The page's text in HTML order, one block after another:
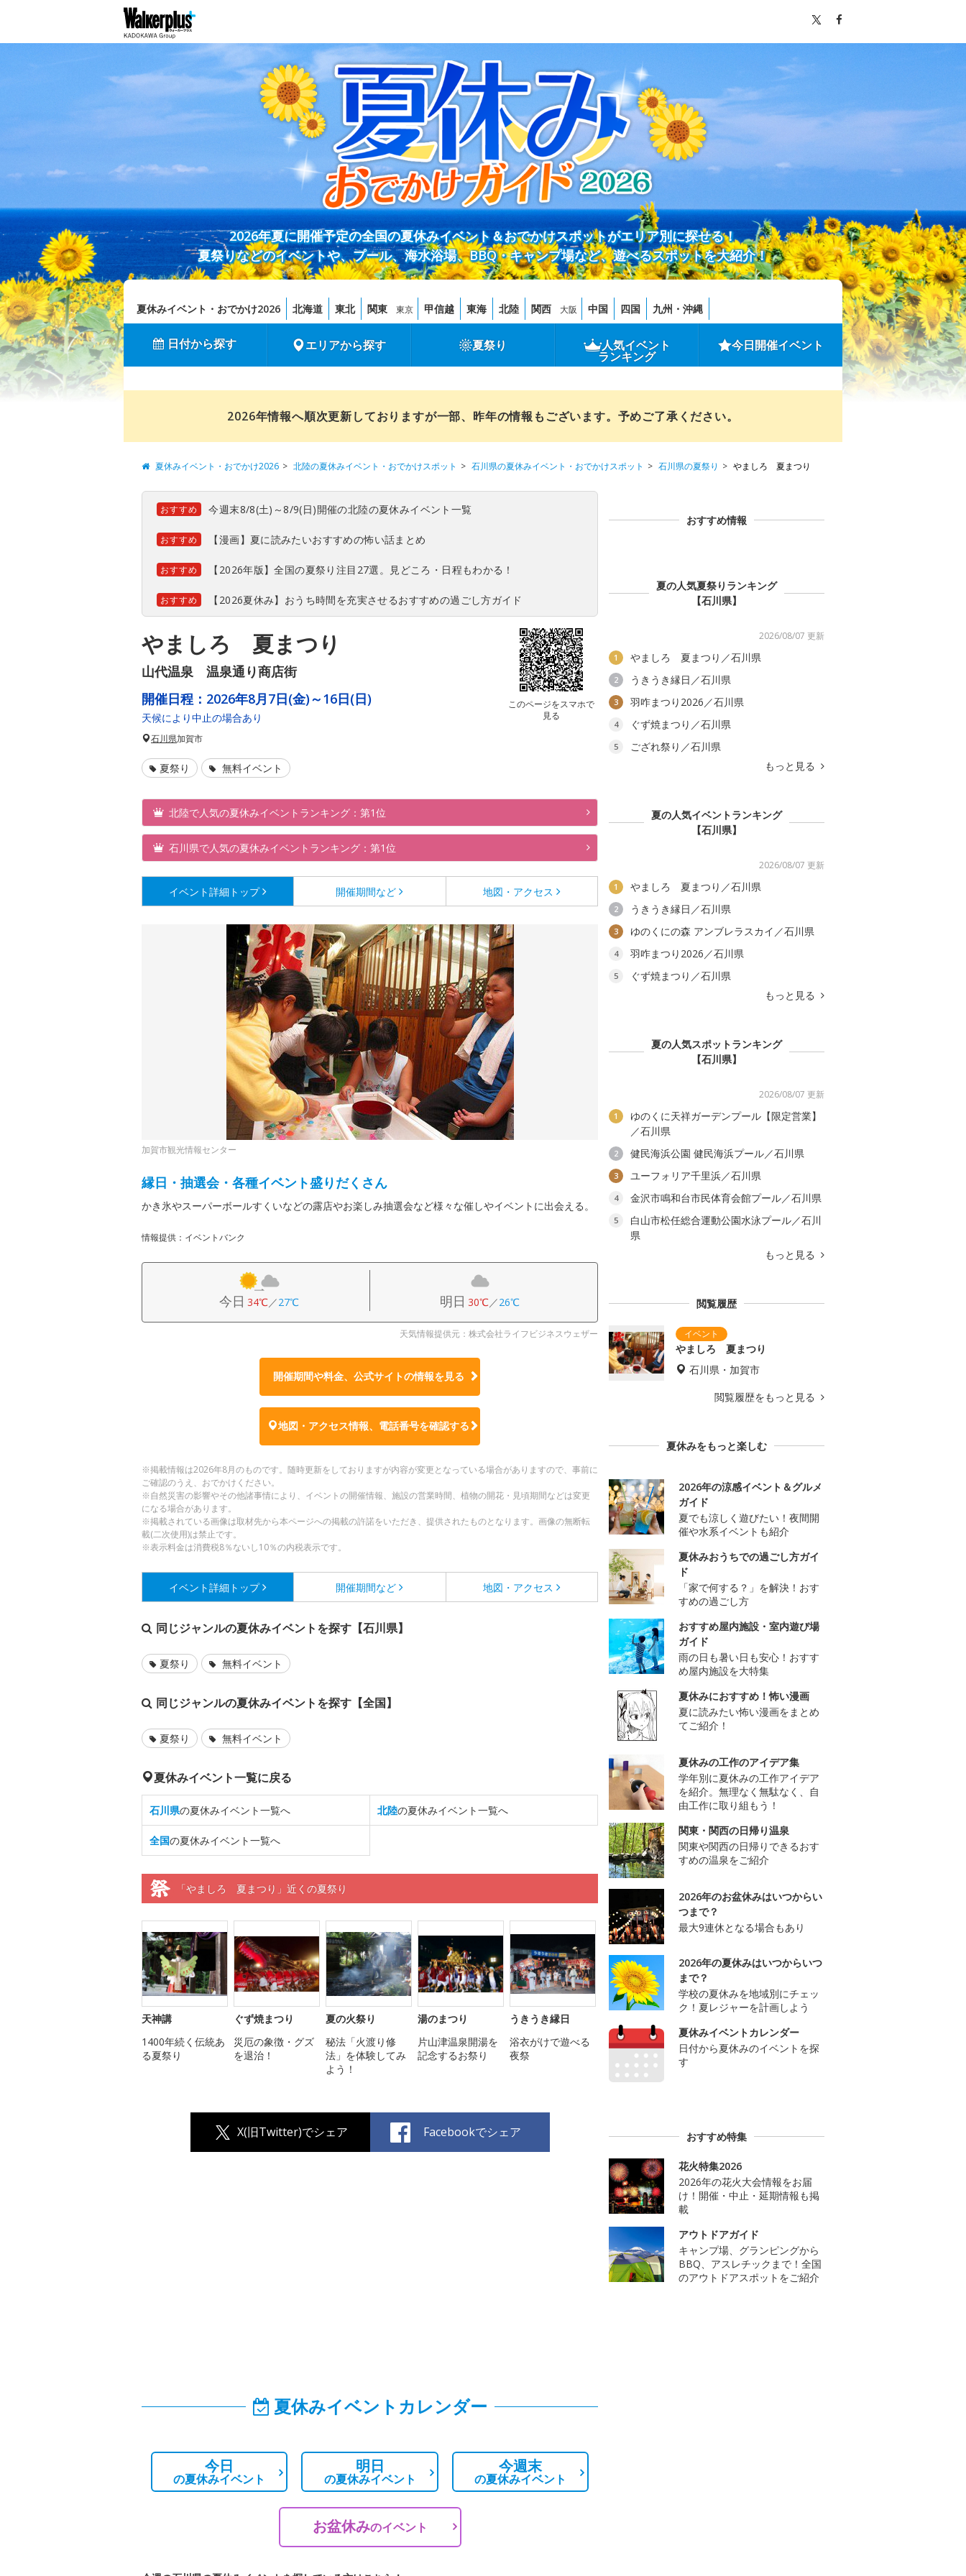
2026年夏に開催予定の全国の夏休みイベント＆おでかけスポットがエリア別に探せる！
夏祭りなどのイベントや、プール、海水浴場、BBQ・キャンプ場など、遊べるスポットを大紹介！
夏休みイベント・おでかけ2026 北海道 東北 関東 東京 甲信越 東海 北陸 関西 大阪 中国 四国 九州・沖縄
日付から探す エリアから探す 夏祭り 人気イベント
ランキング
今日開催イベント
2026年情報へ順次更新しておりますが一部、昨年の情報もございます。予めご了承ください。
夏休みイベント・おでかけ2026 北陸の夏休みイベント・おでかけスポット 石川県の夏休みイベント・おでかけスポット 石川県の夏祭り やましろ 夏まつり
おすすめ 今週末8/8(土)～8/9(日)開催の北陸の夏休みイベント一覧
おすすめ 【漫画】夏に読みたいおすすめの怖い話まとめ
おすすめ 【2026年版】全国の夏祭り注目27選。見どころ・日程もわかる！
おすすめ 【2026夏休み】おうち時間を充実させるおすすめの過ごし方ガイド
やましろ 夏まつり
山代温泉 温泉通り商店街
このページをスマホで
見る
開催日程： 2026年8月7日(金)～16日(日)
天候により中止の場合あり
石川県加賀市
夏祭り 無料イベント
北陸で人気の夏休みイベントランキング：第1位
石川県で人気の夏休みイベントランキング：第1位
イベント詳細 トップ 開催期間など 地図・アクセス
加賀市観光情報センター
縁日・抽選会・各種イベント盛りだくさん
かき氷やスーパーボールすくいなどの露店やお楽しみ抽選会など様々な催しやイベントに出会える。
情報提供：イベントバンク
今日 34℃／27℃ 明日 30℃／26℃
天気情報提供元：株式会社ライフビジネスウェザー
開催期間や料金、公式サイトの情報を見る
地図・アクセス情報、電話番号を確認する
※掲載情報は2026年8月のものです。随時更新をしておりますが内容が変更となっている場合がありますので、事前に
ご確認のうえ、おでかけください。
※自然災害の影響やその他諸事情により、イベントの開催情報、施設の営業時間、植物の開花・見頃期間などは変更
になる場合があります。
※掲載されている画像は取材先から本ページへの掲載の許諾をいただき、提供されたものとなります。画像の無断転
載(二次使用)は禁止です。
※表示料金は消費税8％ないし10％の内税表示です。
イベント詳細 トップ 開催期間など 地図・アクセス
同じジャンルの夏休みイベントを探す【石川県】
夏祭り 無料イベント
同じジャンルの夏休みイベントを探す【全国】
夏祭り 無料イベント
夏休みイベント一覧に戻る
石川県の夏休みイベント一覧へ 北陸の夏休みイベント一覧へ
全国の夏休みイベント一覧へ
「やましろ 夏まつり」近くの夏祭り
天神講
1400年続く伝統あ
る夏祭り
ぐず焼まつり
災厄の象徴・グズ
を退治！
夏の火祭り
秘法「火渡り修
法」を体験してみ
よう！
湯のまつり
片山津温泉開湯を
記念するお祭り
うきうき縁日
浴衣がけで遊べる
夜祭
X(旧Twitter)でシェア Facebookでシェア
夏休みイベントカレンダー
今日
の夏休みイベント
明日
の夏休みイベント
今週末
の夏休みイベント
お盆休みのイベント
おすすめ情報
夏の人気夏祭りランキング
【石川県】
2026/08/07 更新
1 やましろ 夏まつり／石川県
2 うきうき縁日／石川県
3 羽咋まつり2026／石川県
4 ぐず焼まつり／石川県
5
ござれ祭り／石川県
もっと見る
夏の人気イベントランキング
【石川県】
2026/08/07 更新
1 やましろ 夏まつり／石川県
2 うきうき縁日／石川県
3 ゆのくにの森 アンブレラスカイ／石川県
4 羽咋まつり2026／石川県
5
ぐず焼まつり／石川県
もっと見る
夏の人気スポットランキング
【石川県】
2026/08/07 更新
1
ゆのくに天祥ガーデンプール【限定営業】
／石川県
2 健民海浜公園 健民海浜プール／石川県
3 ユーフォリア千里浜／石川県
4 金沢市鳴和台市民体育会館プール／石川県
5
白山市松任総合運動公園水泳プール／石川
県
もっと見る
閲覧履歴
やましろ 夏まつり
石川県・加賀市
閲覧履歴をもっと見る
夏休みをもっと楽しむ
2026年の涼感イベント＆グルメ
ガイド
夏でも涼しく遊びたい！夜間開
催や水系イベントも紹介
夏休みおうちでの過ごし方ガイ
ド
「家で何する？」を解決！おす
すめの過ごし方
おすすめ屋内施設・室内遊び場
ガイド
雨の日も暑い日も安心！おすす
め屋内施設を大特集
夏休みにおすすめ！怖い漫画
夏に読みたい怖い漫画をまとめ
てご紹介！
夏休みの工作のアイデア集
学年別に夏休みの工作アイデア
を紹介。無理なく無駄なく、自
由工作に取り組もう！
関東・関西の日帰り温泉
関東や関西の日帰りできるおす
すめの温泉をご紹介
2026年のお盆休みはいつからい
つまで？
最大9連休となる場合もあり
2026年の夏休みはいつからいつ
まで？
学校の夏休みを地域別にチェッ
ク！夏レジャーを計画しよう
夏休みイベントカレンダー
日付から夏休みのイベントを探
す
おすすめ特集
花火特集2026
2026年の花火大会情報をお届
け！開催・中止・延期情報も掲
載
アウトドアガイド
キャンプ場、グランピングから
BBQ、アスレチックまで！全国
のアウトドアスポットをご紹介